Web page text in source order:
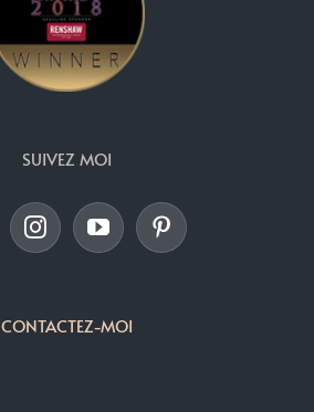
SUIVEZ MOI
CONTACTEZ-MOI